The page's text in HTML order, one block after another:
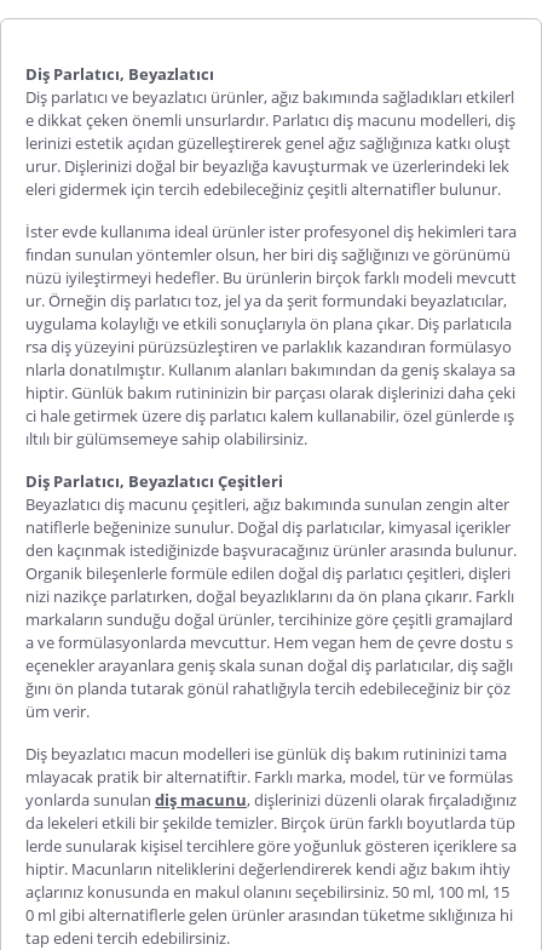
Diş Parlatıcı, Beyazlatıcı
Diş parlatıcı ve beyazlatıcı ürünler, ağız bakımında sağladıkları etkilerl
e dikkat çeken önemli unsurlardır. Parlatıcı diş macunu modelleri, diş
lerinizi estetik açıdan güzelleştirerek genel ağız sağlığınıza katkı oluşt
urur. Dişlerinizi doğal bir beyazlığa kavuşturmak ve üzerlerindeki lek
eleri gidermek için tercih edebileceğiniz çeşitli alternatifler bulunur.
İster evde kullanıma ideal ürünler ister profesyonel diş hekimleri tara
fından sunulan yöntemler olsun, her biri diş sağlığınızı ve görünümü
nüzü iyileştirmeyi hedefler. Bu ürünlerin birçok farklı modeli mevcutt
ur. Örneğin diş parlatıcı toz, jel ya da şerit formundaki beyazlatıcılar,
uygulama kolaylığı ve etkili sonuçlarıyla ön plana çıkar. Diş parlatıcıla
rsa diş yüzeyini pürüzsüzleştiren ve parlaklık kazandıran formülasyo
nlarla donatılmıştır. Kullanım alanları bakımından da geniş skalaya sa
hiptir. Günlük bakım rutininizin bir parçası olarak dişlerinizi daha çeki
ci hale getirmek üzere diş parlatıcı kalem kullanabilir, özel günlerde ış
ıltılı bir gülümsemeye sahip olabilirsiniz.
Diş Parlatıcı, Beyazlatıcı Çeşitleri
Beyazlatıcı diş macunu çeşitleri, ağız bakımında sunulan zengin alter
natiflerle beğeninize sunulur. Doğal diş parlatıcılar, kimyasal içerikler
den kaçınmak istediğinizde başvuracağınız ürünler arasında bulunur.
Organik bileşenlerle formüle edilen doğal diş parlatıcı çeşitleri, dişleri
nizi nazikçe parlatırken, doğal beyazlıklarını da ön plana çıkarır. Farklı
markaların sunduğu doğal ürünler, tercihinize göre çeşitli gramajlard
a ve formülasyonlarda mevcuttur. Hem vegan hem de çevre dostu s
eçenekler arayanlara geniş skala sunan doğal diş parlatıcılar, diş sağlı
ğını ön planda tutarak gönül rahatlığıyla tercih edebileceğiniz bir çöz
üm verir.
Diş beyazlatıcı macun modelleri ise günlük diş bakım rutininizi tama
mlayacak pratik bir alternatiftir. Farklı marka, model, tür ve formülas
yonlarda sunulan diş macunu, dişlerinizi düzenli olarak fırçaladığınız
da lekeleri etkili bir şekilde temizler. Birçok ürün farklı boyutlarda tüp
lerde sunularak kişisel tercihlere göre yoğunluk gösteren içeriklere sa
hiptir. Macunların niteliklerini değerlendirerek kendi ağız bakım ihtiy
açlarınız konusunda en makul olanını seçebilirsiniz. 50 ml, 100 ml, 15
0 ml gibi alternatiflerle gelen ürünler arasından tüketme sıklığınıza hi
tap edeni tercih edebilirsiniz.